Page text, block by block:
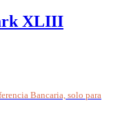
XLIII
Bancaria, solo para